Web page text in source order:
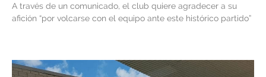
A través de un comunicado, el club quiere agradecer a su
afición “por volcarse con el equipo ante este histórico partido”